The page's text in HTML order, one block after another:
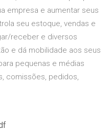
empresa e aumentar seus
seu estoque, vendas e
receber e diversos
e dá mobilidade aos seus
pequenas e médias
comissões, pedidos,